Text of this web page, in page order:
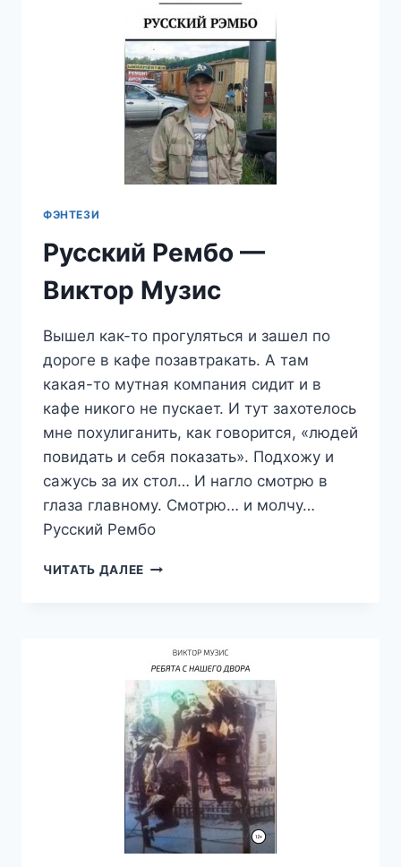
МУЗИС
ФЭНТЕЗИ
Русский Рембо —
Виктор Музис
Вышел как-то прогуляться и зашел по
дороге в кафе позавтракать. А там
какая-то мутная компания сидит и в
кафе никого не пускает. И тут захотелось
мне похулиганить, как говорится, «людей
повидать и себя показать». Подхожу и
сажусь за их стол… И нагло смотрю в
глаза главному. Смотрю… и молчу…
Русский Рембо
ЧИТАТЬ ДАЛЕЕ РУССКИЙ